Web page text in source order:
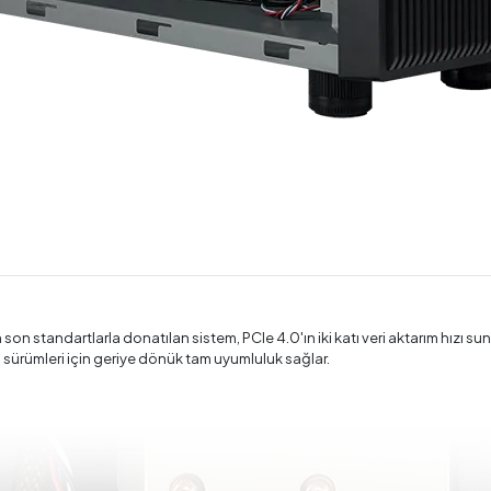
standartlarla donatılan sistem, PCIe 4.0'ın iki katı veri aktarım hızı
için geriye dönük tam uyumluluk sağlar.